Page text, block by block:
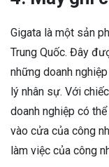
Gigata là một sản
Trung Quốc. Đây
những doanh
lý nhân sự. Với
doanh nghiệp có
vào cửa của công
làm việc của công